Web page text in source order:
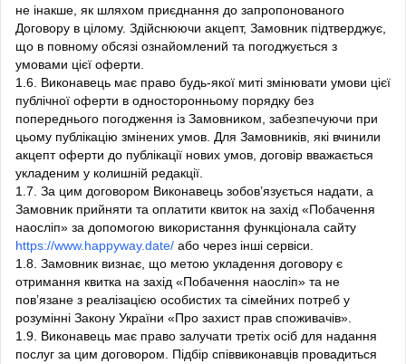
не інакше, як шляхом приєднання до запропонованого
Договору в цілому. Здійснюючи акцепт, Замовник підтверджує,
що в повному обсязі ознайомлений та погоджується з
умовами цієї оферти.
1.6. Виконавець має право будь-якої миті змінювати умови цієї
публічної оферти в односторонньому порядку без
попереднього погодження із Замовником, забезпечуючи при
цьому публікацію змінених умов. Для Замовників, які вчинили
акцепт оферти до публікації нових умов, договір вважається
укладеним у колишній редакції.
1.7. За цим договором Виконавець зобов’язується надати, а
Замовник прийняти та оплатити квиток на захід «Побачення
наосліп» за допомогою використання функціонала сайту
https://www.happyway.date/ або через інші сервіси.
1.8. Замовник визнає, що метою укладення договору є
отримання квитка на захід «Побачення наосліп» та не
пов’язане з реалізацією особистих та сімейних потреб у
розумінні Закону України «Про захист прав споживачів».
1.9. Виконавець має право залучати третіх осіб для надання
послуг за цим договором. Підбір співвиконавців провадиться